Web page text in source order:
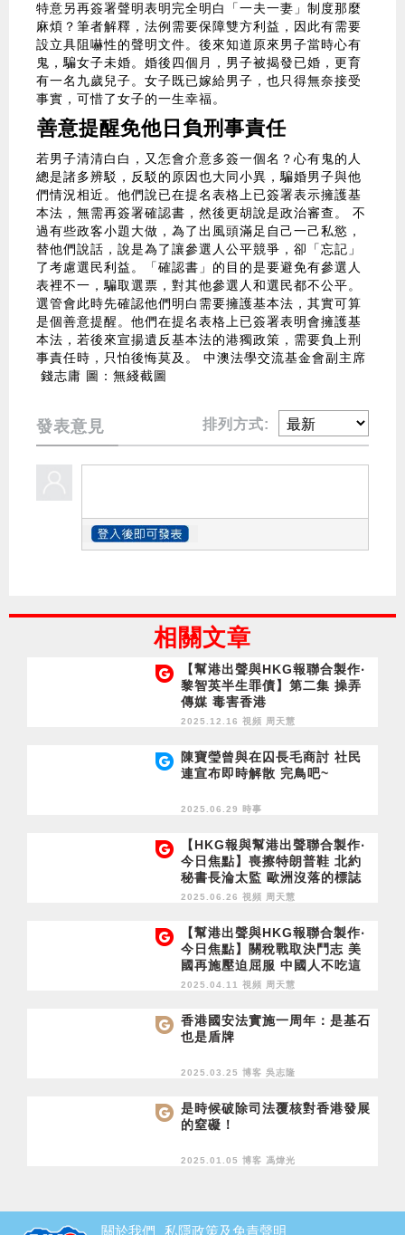
特意另再簽署聲明表明完全明白「一夫一妻」制度那麼
麻煩？筆者解釋，法例需要保障雙方利益，因此有需要
設立具阻嚇性的聲明文件。後來知道原來男子當時心有
鬼，騙女子未婚。婚後四個月，男子被揭發已婚，更育
有一名九歲兒子。女子既已嫁給男子，也只得無奈接受
事實，可惜了女子的一生幸福。
善意提醒免他日負刑事責任
若男子清清白白，又怎會介意多簽一個名？心有鬼的人
總是諸多辨駁，反駁的原因也大同小異，騙婚男子與他
們情況相近。他們說已在提名表格上已簽署表示擁護基
本法，無需再簽署確認書，然後更胡說是政治審查。 不
過有些政客小題大做，為了出風頭滿足自己一己私慾，
替他們說話，說是為了讓參選人公平競爭，卻「忘記」
了考慮選民利益。「確認書」的目的是要避免有參選人
表裡不一，騙取選票，對其他參選人和選民都不公平。
選管會此時先確認他們明白需要擁護基本法，其實可算
是個善意提醒。他們在提名表格上已簽署表明會擁護基
本法，若後來宣揚遺反基本法的港獨政策，需要負上刑
事責任時，只怕後悔莫及。 中澳法學交流基金會副主席
錢志庸 圖：無綫截圖
發表意見 排列方式:
相關文章
【幫港出聲與HKG報聯合製作‧
黎智英半生罪債】第二集 操弄
傳媒 毒害香港
2025.12.16 視頻 周天慧
陳寶瑩曾與在囚長毛商討 社民
連宣布即時解散 完鳥吧~
2025.06.29 時事
【HKG報與幫港出聲聯合製作‧
今日焦點】喪擦特朗普鞋 北約
秘書長淪太監 歐洲沒落的標誌
從社民連之「死」看議會發展未
2025.06.26 視頻 周天慧
【幫港出聲與HKG報聯合製作‧
今日焦點】關稅戰取決鬥志 美
國再施壓迫屈服 中國人不吃這
一套 香港是誠實之都？涉霸屋
2025.04.11 視頻 周天慧
香港國安法實施一周年：是基石
也是盾牌
2025.03.25 博客 吳志隆
是時候破除司法覆核對香港發展
的窒礙！
2025.01.05 博客 馮煒光
關於我們 私隱政策及免責聲明